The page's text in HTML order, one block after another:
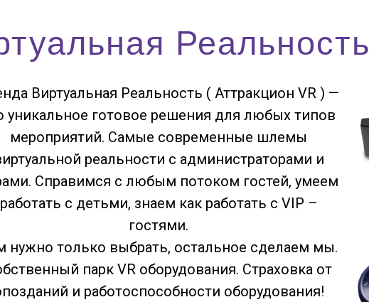
Реальность
Виртуальная Реальность ( Аттракцион VR ) —
уникальное готовое решения для любых типов
мероприятий. Самые современные шлемы
реальности с администраторами и
Справимся с любым потоком гостей, умеем
работать с детьми, знаем как работать с VIP –
гостями.
нужно только выбрать, остальное сделаем мы.
парк VR оборудования. Страховка от
и работоспособности оборудования!